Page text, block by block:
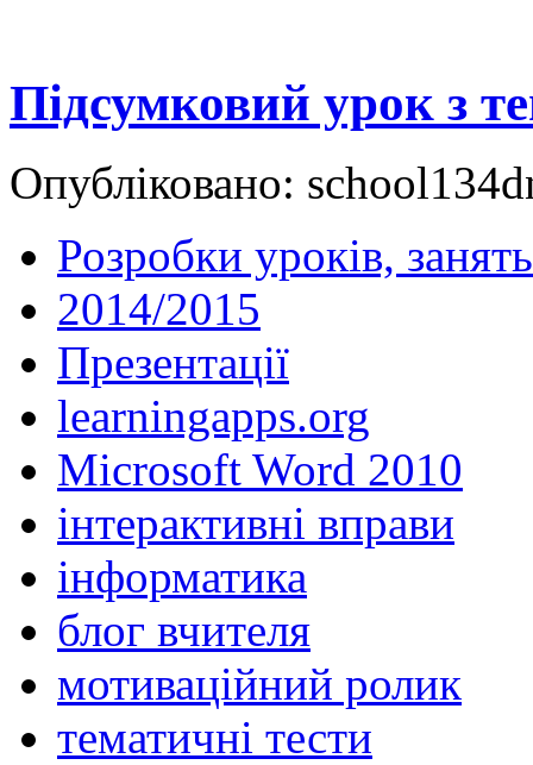
Підсумковий урок з
Опубліковано:
Розробки уроків, занять
2014/2015
Презентації
learningapps.org
Microsoft Word 2010
інтерактивні вправи
інформатика
блог вчителя
мотиваційний ролик
тематичні тести